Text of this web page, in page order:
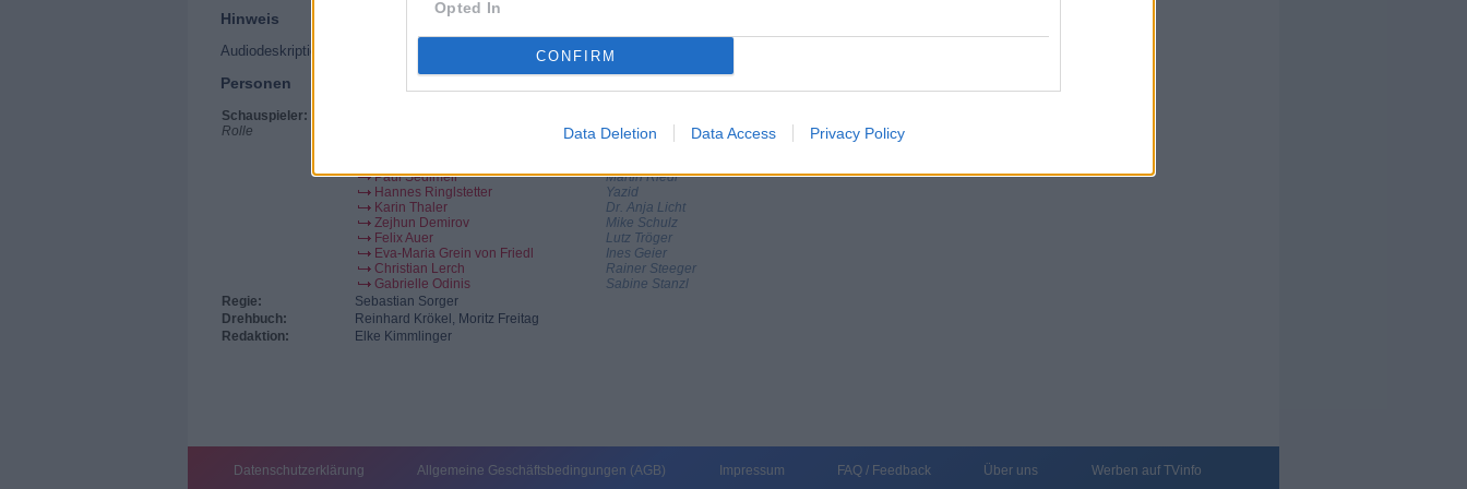
Opted In
CONFIRM
Data Deletion Data Access Privacy Policy
Hinweis
Audiodeskription
Personen
Schauspieler:
Rolle
Johannes Staller
Reimund Girwidz
Paul Sedlmeir
Martin Riedl
Hannes Ringlstetter
Yazid
Karin Thaler
Dr. Anja Licht
Zejhun Demirov
Mike Schulz
Felix Auer
Lutz Tröger
Eva-Maria Grein von Friedl
Ines Geier
Christian Lerch
Rainer Steeger
Gabrielle Odinis
Sabine Stanzl
Regie:
Sebastian Sorger
Drehbuch:
Reinhard Krökel, Moritz Freitag
Redaktion:
Elke Kimmlinger
Datenschutzerklärung Allgemeine Geschäftsbedingungen (AGB) Impressum FAQ / Feedback Über uns Werben auf TVinfo